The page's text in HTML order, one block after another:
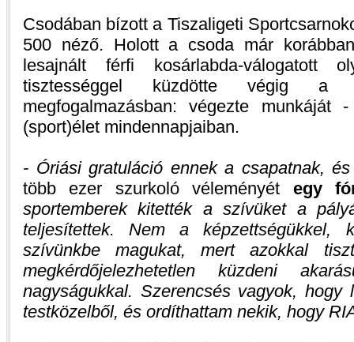
Csodában bízott a Tiszaligeti
500 néző. Holott a csoda már
lesajnált férfi kosárlabda-válogatott
tisztességgel küzdötte végig a
megfogalmazásban: végezte
(sport)élet mindennapjaiban.
- Óriási gratuláció ennek a csapatnak,
több ezer szurkoló véleményét egy
sportemberek kitették a szívüket a
teljesítettek. Nem a képzettségükkel,
szívünkbe magukat, mert azokkal
megkérdőjelezhetetlen küzdeni
nagyságukkal. Szerencsés vagyok, hogy
testközelből, és ordíthattam nekik, hogy